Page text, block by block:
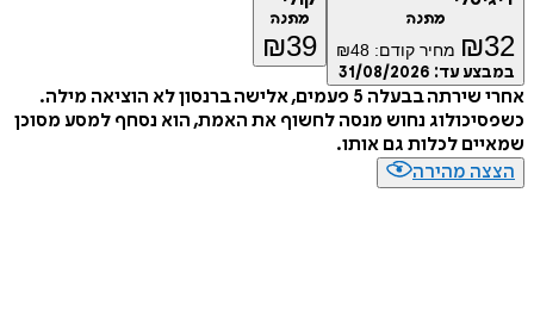
₪ מחיר קודם: ₪48
עד:31/08/2026
₪ 39
אחרי שירתה בבעלה 5 פעמים, אלישה ברנסון לא הוציאה מילה.
נחוש מנסה לחשוף את האמת, הוא נסחף למסע מסוכן
לכלות גם אותו.
מהירה